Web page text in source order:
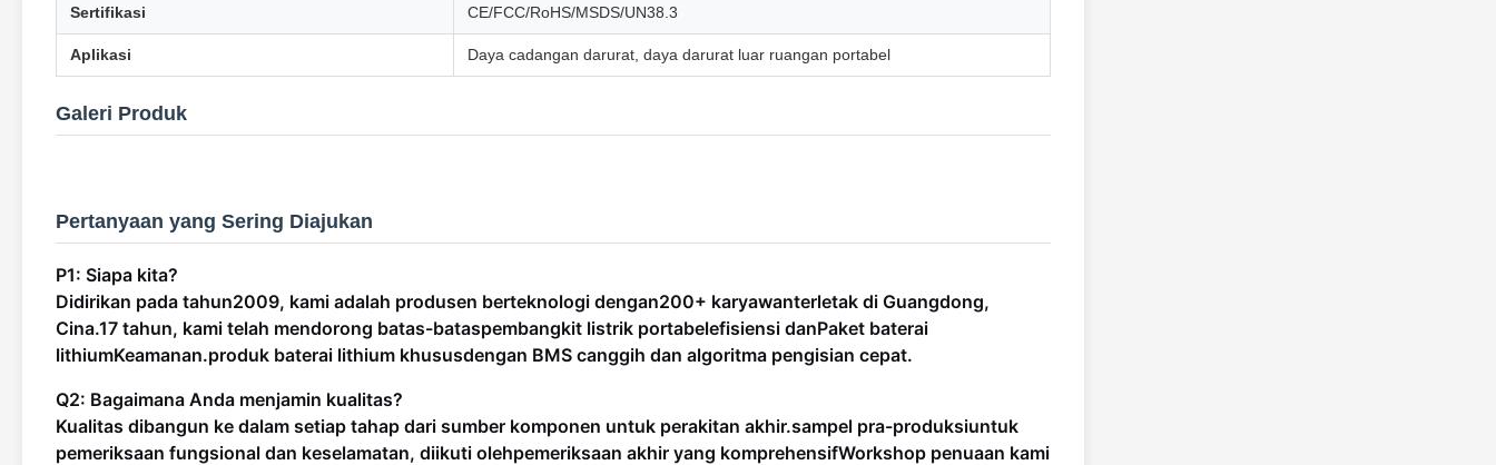
Sertifikasi CE/FCC/RoHS/MSDS/UN38.3
Aplikasi Daya cadangan darurat, daya darurat luar ruangan portabel
Galeri Produk
Pertanyaan yang Sering Diajukan
P1: Siapa kita?
Didirikan pada tahun2009, kami adalah produsen berteknologi dengan200+ karyawanterletak di Guangdong,
Cina.17 tahun, kami telah mendorong batas-bataspembangkit listrik portabelefisiensi danPaket baterai
lithiumKeamanan.produk baterai lithium khususdengan BMS canggih dan algoritma pengisian cepat.
Q2: Bagaimana Anda menjamin kualitas?
Kualitas dibangun ke dalam setiap tahap dari sumber komponen untuk perakitan akhir.sampel pra-produksiuntuk
pemeriksaan fungsional dan keselamatan, diikuti olehpemeriksaan akhir yang komprehensifWorkshop penuaan kami